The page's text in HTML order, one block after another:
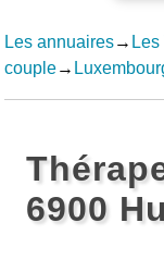
Les annuaires→
couple→
6900